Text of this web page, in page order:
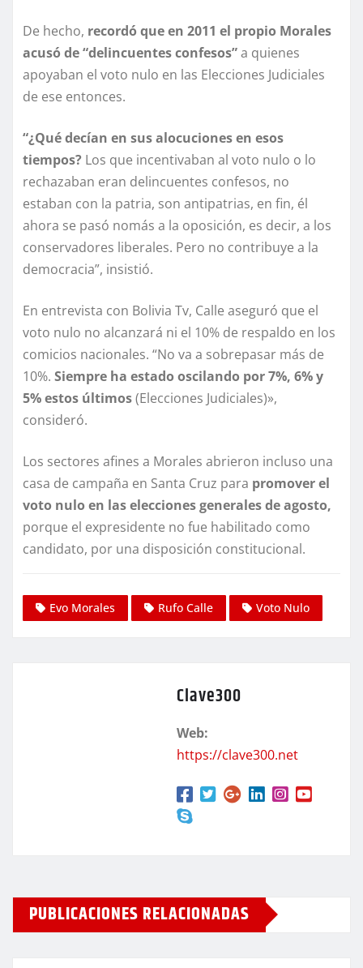
De hecho, recordó que en 2011 el propio Morales
acusó de “delincuentes confesos”a quienes
apoyaban el voto nulo en las Elecciones Judiciales
de ese entonces.
“¿Qué decían en sus alocuciones en esos
tiempos? Los que incentivaban al voto nulo o lo
rechazaban eran delincuentes confesos, no
estaban con la patria, son antipatrias, en fin, él
ahora se pasó nomás a la oposición, es decir, a los
conservadores liberales. Pero no contribuye a la
democracia”, insistió.
En entrevista con Bolivia Tv, Calle aseguró que el
voto nulo no alcanzará ni el 10% de respaldo en los
comicios nacionales. “No va a sobrepasar más de
10%. Siempre ha estado oscilando por 7%, 6% y
5% estos últimos(Elecciones Judiciales)»,
consideró.
Los sectores afines a Morales abrieron incluso una
casa de campaña en Santa Cruz para promover el
voto nulo en las elecciones generales de agosto,
porque el expresidente no fue habilitado como
candidato, por una disposición constitucional.
Evo Morales Rufo Calle Voto Nulo
Clave300
Web:
https://clave300.net
PUBLICACIONES RELACIONADAS